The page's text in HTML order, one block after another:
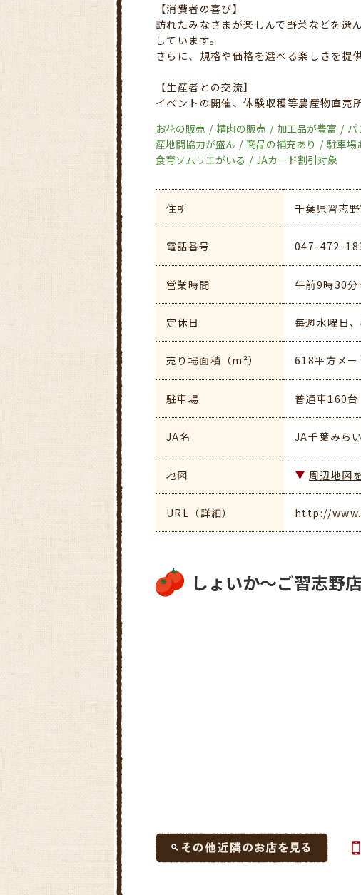
【消費者の喜び】
訪れたみなさまが楽しんで野菜などを選
しています。
さらに、規格や価格を選べる楽しさを提
【生産者との交流】
イベントの開催、体験収穫等農産物直売
お花の販売
精肉の販売 加工品が豊富 パ
産地間協力が盛ん
商品の補充あり 駐車場
食育ソムリエがいる
JAカード割引対象
住所 千葉県習志
電話番号 047-472-
営業時間 午前9時30
定休日 毎週水曜日
売り場面積（m²） 618平方メー
駐車場 普通車160台
JA名 JA千葉みらい
地図 周辺地図
URL（詳細） http://
しょいか～ご習志野